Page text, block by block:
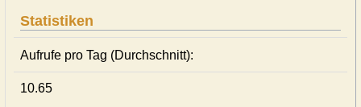
Statistiken
Aufrufe pro Tag (Durchschnitt):
10.65